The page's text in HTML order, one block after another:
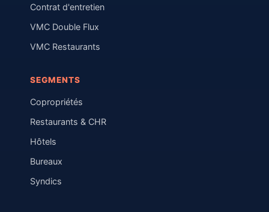
Contrat d'entretien
VMC Double Flux
VMC Restaurants
SEGMENTS
Copropriétés
Restaurants & CHR
Hôtels
Bureaux
Syndics